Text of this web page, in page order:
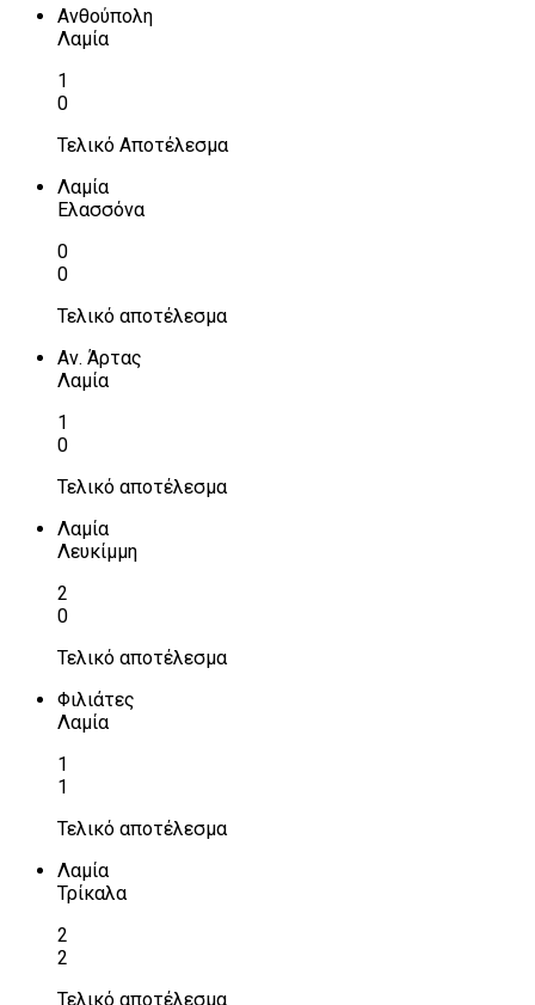
Ανθούπολη
Λαμία
1
0
Τελικό Αποτέλεσμα
Λαμία
Ελασσόνα
0
0
Τελικό αποτέλεσμα
Αν. Άρτας
Λαμία
1
0
Τελικό αποτέλεσμα
Λαμία
Λευκίμμη
2
0
Τελικό αποτέλεσμα
Φιλιάτες
Λαμία
1
1
Τελικό αποτέλεσμα
Λαμία
Τρίκαλα
2
2
Τελικό αποτέλεσμα